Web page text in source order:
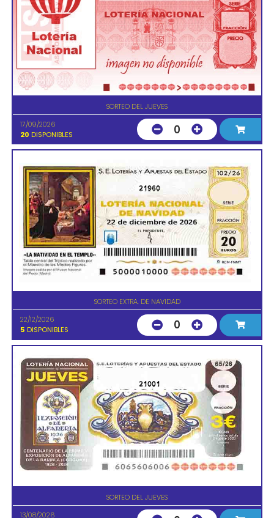
SORTEO DEL JUEVES
17/09/2026
20 DISPONIBLES 0
21960
SORTEO EXTRA. DE NAVIDAD
22/12/2026
5 DISPONIBLES 0
21001
SORTEO DEL JUEVES
13/08/2026